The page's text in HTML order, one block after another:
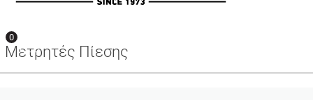
0
Μετρητές Πίεσης